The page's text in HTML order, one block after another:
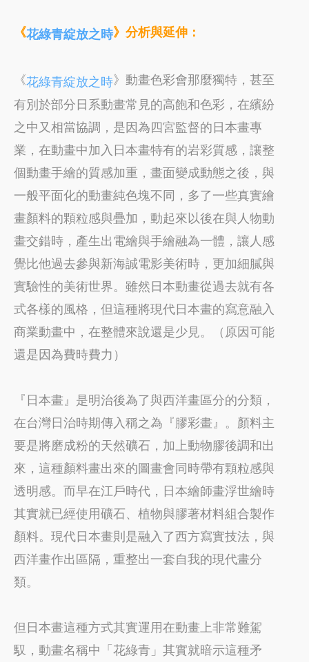
《花綠青綻放之時》分析與延伸：
《花綠青綻放之時》動畫色彩會那麼獨特，甚至
有別於部分日系動畫常見的高飽和色彩，在繽紛
之中又相當協調，是因為四宮監督的日本畫專
業，在動畫中加入日本畫特有的岩彩質感，讓整
個動畫手繪的質感加重，畫面變成動態之後，與
一般平面化的動畫純色塊不同，多了一些真實繪
畫顏料的顆粒感與疊加，動起來以後在與人物動
畫交錯時，產生出電繪與手繪融為一體，讓人感
覺比他過去參與新海誠電影美術時，更加細膩與
實驗性的美術世界。雖然日本動畫從過去就有各
式各樣的風格，但這種將現代日本畫的寫意融入
商業動畫中，在整體來說還是少見。（原因可能
還是因為費時費力）
『日本畫』是明治後為了與西洋畫區分的分類，
在台灣日治時期傳入稱之為『膠彩畫』。顏料主
要是將磨成粉的天然礦石，加上動物膠後調和出
來，這種顏料畫出來的圖畫會同時帶有顆粒感與
透明感。而早在江戶時代，日本繪師畫浮世繪時
其實就已經使用礦石、植物與膠著材料組合製作
顏料。現代日本畫則是融入了西方寫實技法，與
西洋畫作出區隔，重整出一套自我的現代畫分
類。
但日本畫這種方式其實運用在動畫上非常難駕
馭，動畫名稱中「花綠青」其實就暗示這種矛